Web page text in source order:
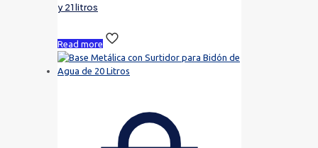
y 21 litros
Read more